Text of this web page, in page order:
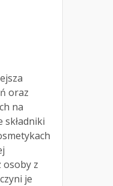
oraz
na
z
je